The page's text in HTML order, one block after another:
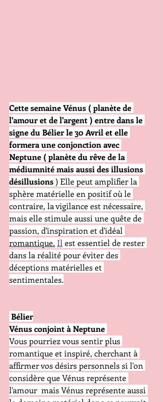
Cette semaine Vénus ( planète de
l'amour et de l'argent ) entre dans le
signe du Bélier le 30 Avril et elle
formera une conjonction avec
Neptune ( planète du rêve de la
médiumnité mais aussi des illusions
désillusions ) Elle peut amplifier la
sphère matérielle en positif où le
contraire, la vigilance est nécessaire,
mais elle stimule aussi une quête de
passion, d'inspiration et d'idéal
romantique. Il est essentiel de rester
dans la réalité pour éviter des
déceptions matérielles et
sentimentales.
Bélier
Vénus conjoint à Neptune
Vous pourriez vous sentir plus
romantique et inspiré, cherchant à
affirmer vos désirs personnels si l'on
considère que Vénus représente
l'amour  mais Vénus représente aussi